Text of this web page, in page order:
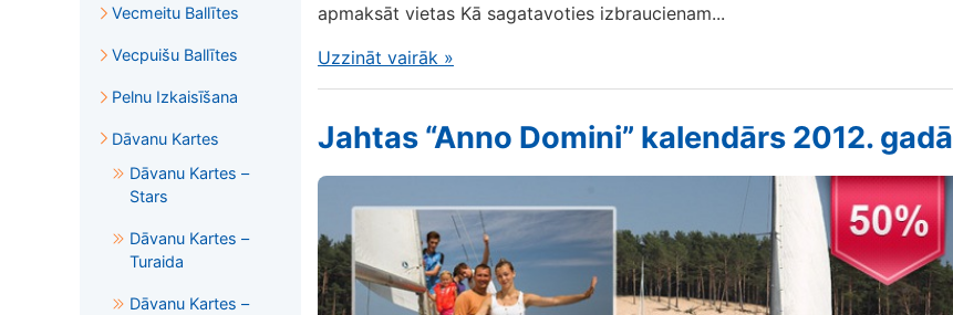
Vecmeitu Ballītes
Vecpuišu Ballītes
Pelnu Izkaisīšana
Dāvanu Kartes
Dāvanu Kartes –
Stars
Dāvanu Kartes –
Turaida
Dāvanu Kartes –
apmaksāt vietas Kā sagatavoties izbraucienam...
Uzzināt vairāk »
Jahtas “Anno Domini” kalendārs 2012. gadā